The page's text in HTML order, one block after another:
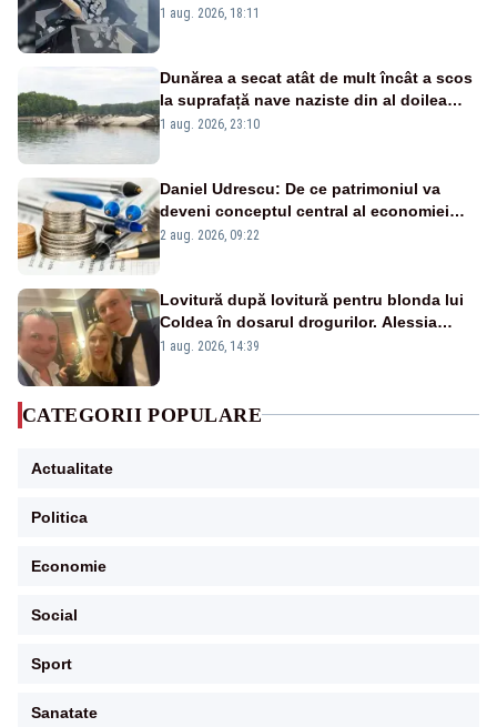
pasează vina în plină criză energetică
1 aug. 2026, 18:11
Dunărea a secat atât de mult încât a scos
la suprafață nave naziste din al doilea
război mondial
1 aug. 2026, 23:10
Daniel Udrescu: De ce patrimoniul va
deveni conceptul central al economiei
viitoare?
2 aug. 2026, 09:22
Lovitură după lovitură pentru blonda lui
Coldea în dosarul drogurilor. Alessia
Păcuraru explică decizia magistraților
1 aug. 2026, 14:39
CATEGORII POPULARE
Actualitate
Politica
Economie
Social
Sport
Sanatate